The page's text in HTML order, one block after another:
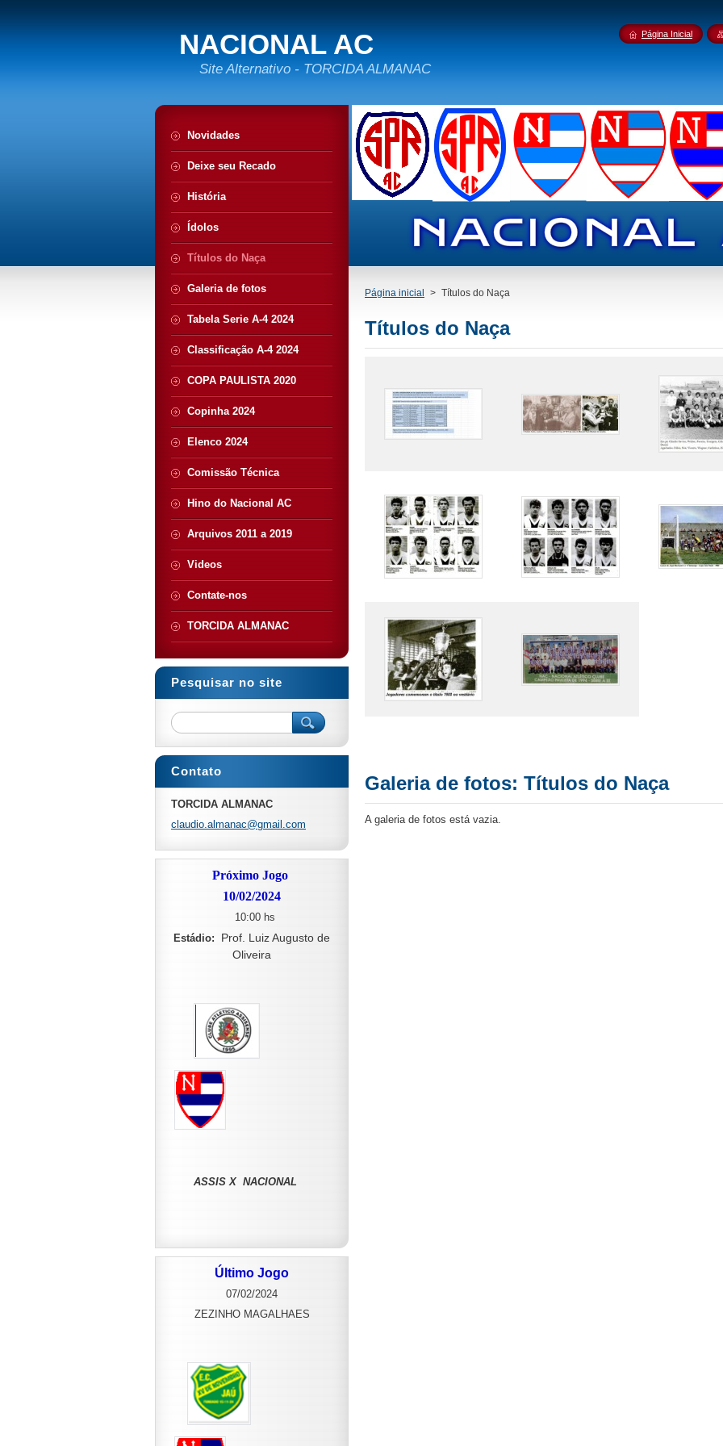
NACIONAL AC
Site Alternativo - TORCIDA ALMANAC
Página inicial > Títulos do Naça
Títulos do Naça
Galeria de fotos: Títulos do Naça
A galeria de fotos está vazia.
Novidades
Deixe seu Recado
História
Ídolos
Títulos do Naça
Galeria de fotos
Tabela Serie A-4 2024
Classificação A-4 2024
COPA PAULISTA 2020
Copinha 2024
Elenco 2024
Comissão Técnica
Hino do Nacional AC
Arquivos 2011 a 2019
Videos
Contate-nos
TORCIDA ALMANAC
Pesquisar no site
Contato
TORCIDA ALMANAC
claudio.almanac@gmail.com
Próximo Jogo
10/02/2024
10:00 hs
Estádio:
Prof. Luiz Augusto de
Oliveira
ASSIS X NACIONAL
Último Jogo
07/02/2024
ZEZINHO MAGALHAES
Página Inicial